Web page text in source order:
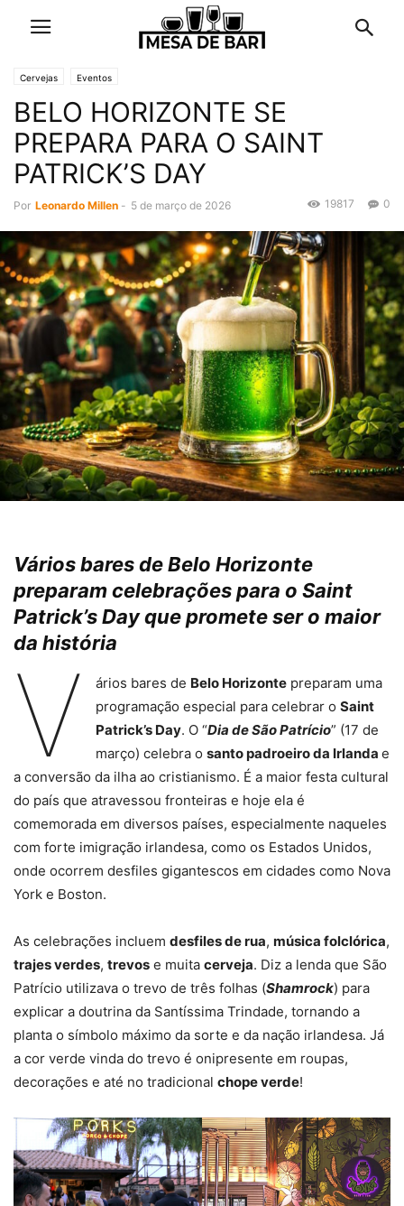
Cervejas Eventos
BELO HORIZONTE SE
PREPARA PARA O SAINT
PATRICK’S DAY
Por Leonardo Millen - 5 de março de 2026 0
19817
Vários bares de Belo Horizonte
preparam celebrações para o Saint
Patrick’s Day que promete ser o maior
da história
V ários bares de Belo Horizontepreparam uma
programação especial para celebrar o Saint
Patrick’s Day. O “Dia de São Patrício” (17 de
março) celebra o santo padroeiro da Irlanda e
a conversão da ilha ao cristianismo. É a maior festa cultural
do país que atravessou fronteiras e hoje ela é
comemorada em diversos países, especialmente naqueles
com forte imigração irlandesa, como os Estados Unidos,
onde ocorrem desfiles gigantescos em cidades como Nova
York e Boston.
As celebrações incluem desfiles de rua, música folclórica,
trajes verdes, trevos e muita cerveja. Diz a lenda que São
Patrício utilizava o trevo de três folhas (Shamrock) para
explicar a doutrina da Santíssima Trindade, tornando a
planta o símbolo máximo da sorte e da nação irlandesa. Já
a cor verde vinda do trevo é onipresente em roupas,
decorações e até no tradicional chope verde!